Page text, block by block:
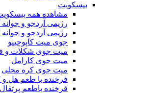
بیسکویت
مشاهده همه
رژیمی آردجو و
رژیمی آردجو و
جوی میت کاپوچینو
میت جوی شکلات و
میت جوی کارامل
میت جوی کره محلی
فرخنده با طعم هل و
فرخنده باطعم پرتقال